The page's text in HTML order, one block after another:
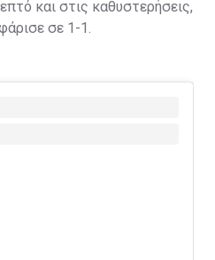
και στις καθυστερήσεις,
σε 1-1.